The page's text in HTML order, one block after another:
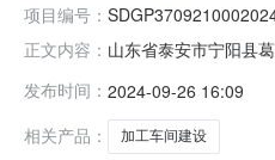
项目编号：
正文内容： 山东省泰安市宁阳县
购公告更正内容：采
件制作电子投标文件，
发布时间： 2024-09-26 16:09
相关产品：
加工车间建设